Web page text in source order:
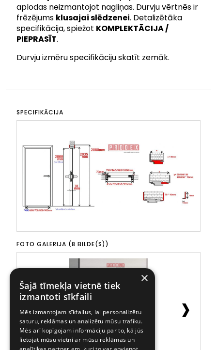
aplodas neizmantojot nagliņas. Durvju vērtnēs ir
frēzējums klusajai slēdzenei. Detalizētāka
specifikācija, spiežot KOMPLEKTĀCIJA /
PIEPRASĪT.
Durvju izmēru specifikāciju skatīt zemāk.
SPECIFIKĀCIJA
FOTO GALERIJA (8 BILDE(S))
›
×
Šajā tīmekļa vietnē tiek
izmantoti sīkfaili
Mēs izmantojam sīkfailus, lai personalizētu
saturu, reklāmas un analizētu mūsu trafiku.
Mēs arī kopīgojam informāciju par to, kā jūs
lietojat mūsu vietni ar mūsu reklāmas un